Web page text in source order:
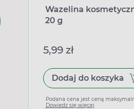
Wazelina
20 g
5,99 zł
Dodaj do koszyka
Podana cena jest ceną
Dowiedz się więcej